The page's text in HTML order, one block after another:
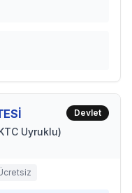
Uyruklu)
Devlet